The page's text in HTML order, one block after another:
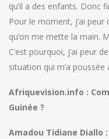
qu’il a des enfants. Donc
Pour le moment, j’ai
qu’on me mette la main.
C’est pourquoi, j’ai peur
situation qui m’a
Afriquevision.info :
Guinée ?
Amadou Tidiane Diallo :